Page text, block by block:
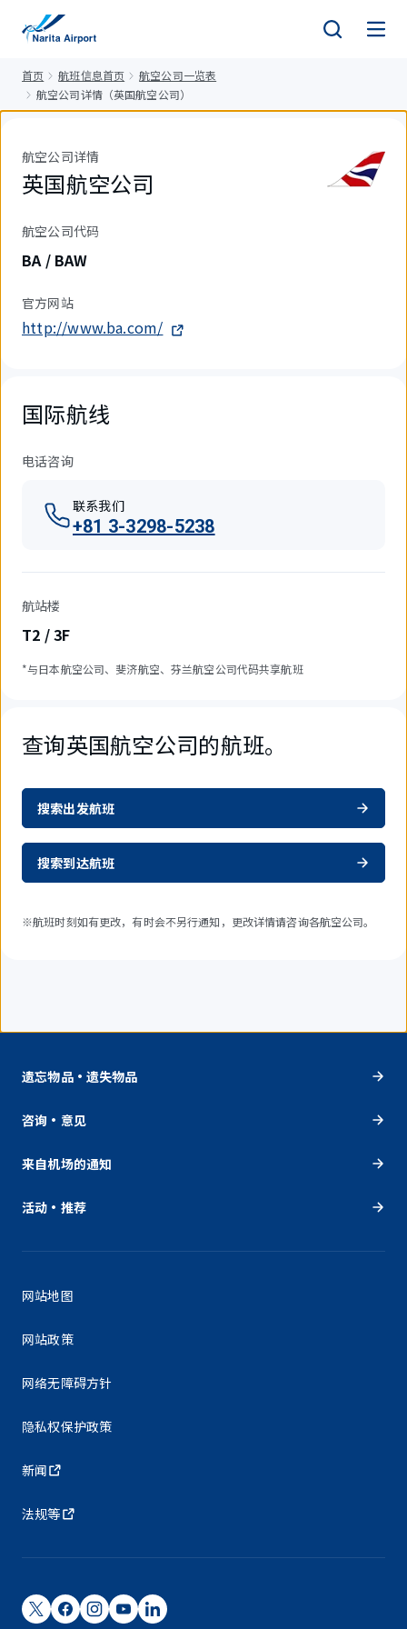
首页 航班信息首页
航空公司一览表
航空公司详情（英国航空公司）
航空公司详情
英国航空公司
航空公司代码
BA / BAW
官方网站
http://www.ba.com/
国际航线
电话咨询
联系我们
+81 3-3298-5238
航站楼
T2 / 3F
*与日本航空公司、斐济航空、芬兰航空公司代码共享航班
查询英国航空公司的航班。
搜索出发航班
搜索到达航班
※航班时刻如有更改，有时会不另行通知，更改详情请咨询各航空公司。
遗忘物品・遗失物品
咨询・意见
来自机场的通知
活动・推荐
网站地图
网站政策
网络无障碍方针
隐私权保护政策
新闻
法规等